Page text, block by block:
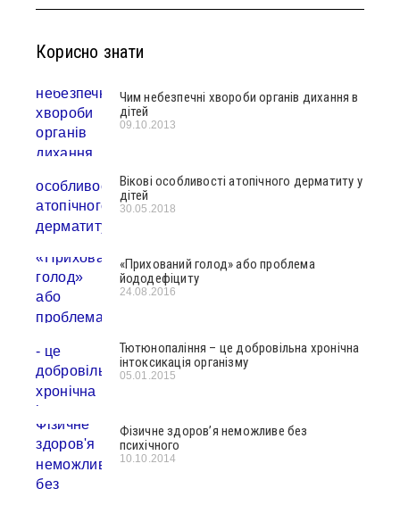
Корисно знати
Чим небезпечні хвороби органів дихання в
дітей
09.10.2013
Вікові особливості атопічного дерматиту у
дітей
30.05.2018
«Прихований голод» або проблема
йододефіциту
24.08.2016
Тютюнопаління – це добровільна хронічна
інтоксикація організму
05.01.2015
Фізичне здоров’я неможливе без
психічного
10.10.2014